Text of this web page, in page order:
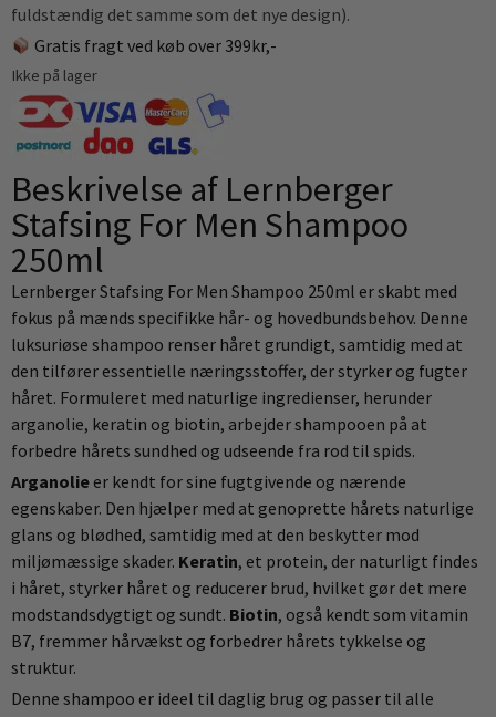
fuldstændig det samme som det nye design).
Gratis fragt ved køb over 399kr,-
Ikke på lager
Beskrivelse af Lernberger
Stafsing For Men Shampoo
250ml
Lernberger Stafsing For Men Shampoo 250ml er skabt med
fokus på mænds specifikke hår- og hovedbundsbehov. Denne
luksuriøse shampoo renser håret grundigt, samtidig med at
den tilfører essentielle næringsstoffer, der styrker og fugter
håret. Formuleret med naturlige ingredienser, herunder
arganolie, keratin og biotin, arbejder shampooen på at
forbedre hårets sundhed og udseende fra rod til spids.
Arganolie er kendt for sine fugtgivende og nærende
egenskaber. Den hjælper med at genoprette hårets naturlige
glans og blødhed, samtidig med at den beskytter mod
miljømæssige skader. Keratin, et protein, der naturligt findes
i håret, styrker håret og reducerer brud, hvilket gør det mere
modstandsdygtigt og sundt. Biotin, også kendt som vitamin
B7, fremmer hårvækst og forbedrer hårets tykkelse og
struktur.
Denne shampoo er ideel til daglig brug og passer til alle